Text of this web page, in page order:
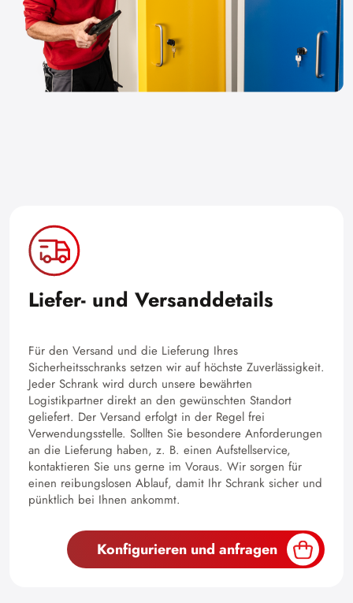
Liefer- und Versanddetails
Für den Versand und die Lieferung Ihres
Sicherheitsschranks setzen wir auf höchste Zuverlässigkeit.
Jeder Schrank wird durch unsere bewährten
Logistikpartner direkt an den gewünschten Standort
geliefert. Der Versand erfolgt in der Regel frei
Verwendungsstelle. Sollten Sie besondere Anforderungen
an die Lieferung haben, z. B. einen Aufstellservice,
kontaktieren Sie uns gerne im Voraus. Wir sorgen für
einen reibungslosen Ablauf, damit Ihr Schrank sicher und
pünktlich bei Ihnen ankommt.
Konfigurieren und anfragen